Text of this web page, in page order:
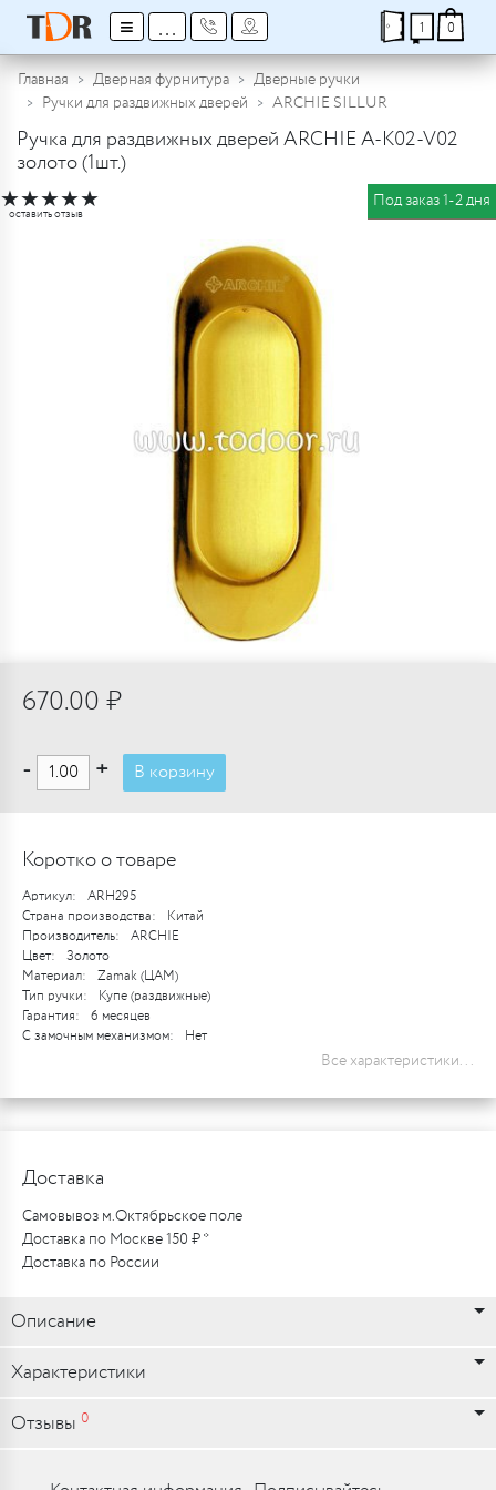
≡ ... 1 0
Главная Дверная фурнитура
Дверные ручки
Ручки для раздвижных дверей
ARCHIE SILLUR
Ручка для раздвижных дверей ARCHIE A-K02-V02
золото (1шт.)
★★★★★
оставить отзыв
Под заказ 1-2 дня
670.00 ₽
- + В корзину
Коротко о товаре
Артикул:
ARH295
Страна производства:
Китай
Производитель:
ARCHIE
Цвет:
Золото
Материал:
Zamak (ЦАМ)
Тип ручки:
Купе (раздвижные)
Гарантия:
6 месяцев
С замочным механизмом:
Нет
Все характеристики...
Доставка
Самовывоз м.Октябрьское поле
Доставка по Москве 150 ₽ *
Доставка по России
Описание
Характеристики
Отзывы 0